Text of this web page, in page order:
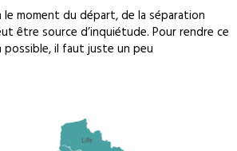
le moment du départ, de la séparation
être source d’inquiétude. Pour rendre ce
possible, il faut juste un peu